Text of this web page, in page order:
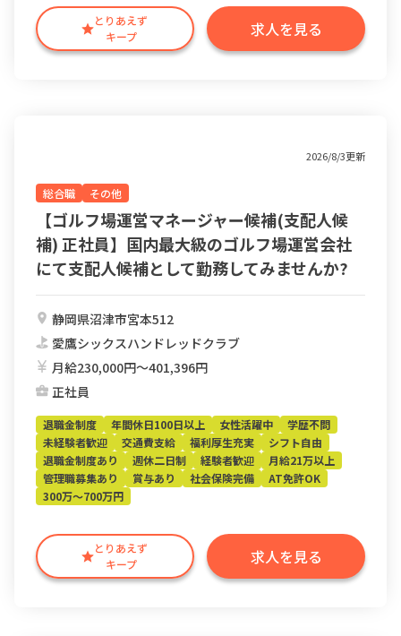
とりあえず
キープ
求人を見る
2026/8/3更新
総合職 その他
【ゴルフ場運営マネージャー候補(支配人候
補) 正社員】国内最大級のゴルフ場運営会社
にて支配人候補として勤務してみませんか?
静岡県沼津市宮本512
愛鷹シックスハンドレッドクラブ
月給230,000円〜401,396円
正社員
とりあえず
キープ
求人を見る
退職金制度 年間休日100日以上 女性活躍中
学歴不問
未経験者歓迎
交通費支給 福利厚生充実
シフト自由
退職金制度あり
週休二日制 経験者歓迎
月給21万以上
管理職募集あり
賞与あり 社会保険完備
AT免許OK
300万～700万円